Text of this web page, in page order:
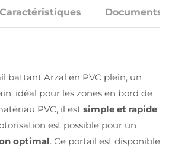
Caractéristiques Documents
battant Arzal en PVC plein, un
idéal pour les zones en bord de
PVC, il est simple et rapide
est possible pour un
optimal. Ce portail est disponible